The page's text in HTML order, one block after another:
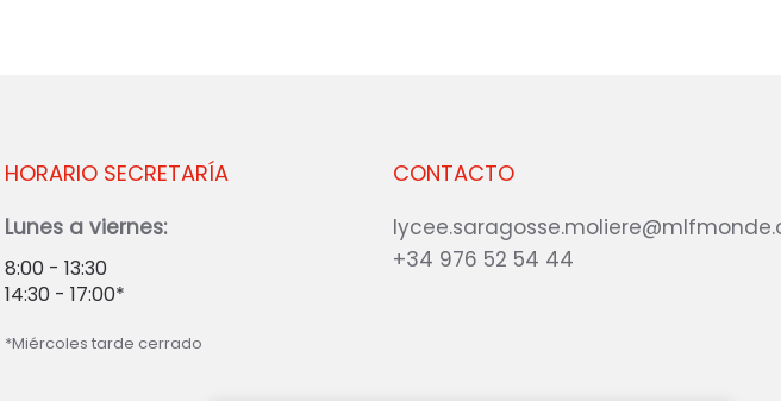
CONTACTO
+34 976 52 54 44
HORARIO SECRETARÍA
Lunes a viernes:
8:00 - 13:30
14:30 - 17:00*
*Miércoles tarde cerrado